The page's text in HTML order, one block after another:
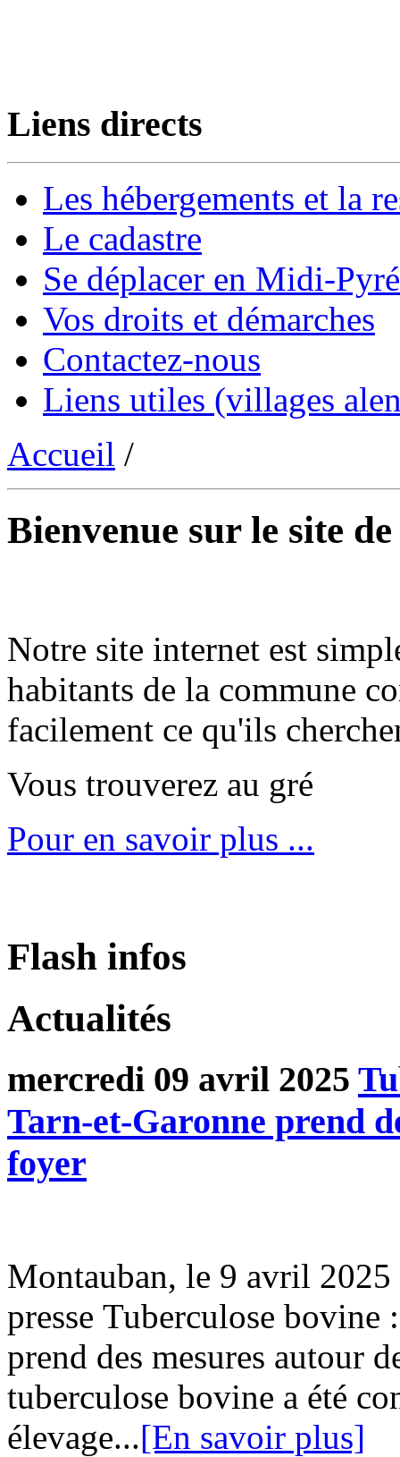
Liens directs
Les hébergements et la
Le cadastre
Se déplacer en Midi-
Vos droits et démarches
Contactez-nous
Liens utiles (villages
Accueil /
Bienvenue sur le site
Notre site internet est
habitants de la commune
facilement ce qu'ils
Vous trouverez au gré
Pour en savoir plus ...
Flash infos
Actualités
mercredi 09 avril 2025
Tarn-et-Garonne prend
foyer
Montauban, le 9 avril
presse Tuberculose bovine
prend des mesures autour
tuberculose bovine a été
élevage...[En savoir plus]